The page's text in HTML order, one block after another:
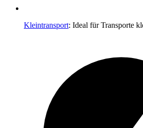
Kleintransport: Ideal für Transporte